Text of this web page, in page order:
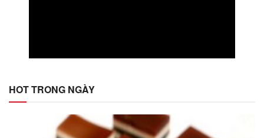
HOT TRONG NGÀY